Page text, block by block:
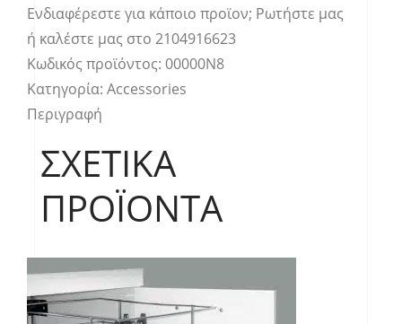
Ενδιαφέρεστε για κάποιο προϊον; Ρωτήστε μας
ή καλέστε μας στο 2104916623
Κωδικός προϊόντος: 00000Ν8
Κατηγορία: Accessories
Περιγραφή
ΣΧΕΤΙΚΆ
ΠΡΟΪΌΝΤΑ